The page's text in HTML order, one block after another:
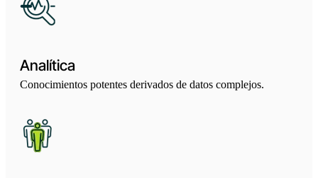
Analítica
Conocimientos potentes derivados de datos complejos.